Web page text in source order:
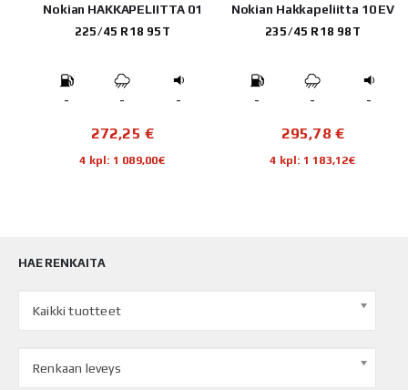
Nokian HAKKAPELIITTA 01
225/45 R18 95T
- - -
272,25€
4 kpl: 1 089,00€
Nokian Hakkapeliitta 10 EV
235/45 R18 98T
- - -
295,78€
4 kpl: 1 183,12€
HAE RENKAITA
Kaikki tuotteet
Renkaan leveys